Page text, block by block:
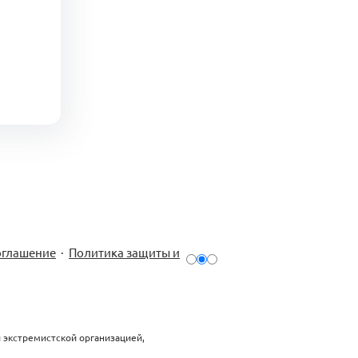
· Политика защиты и
организацией,